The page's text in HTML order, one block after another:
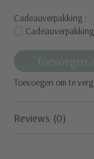
Cadeauverpakking :
Toevoegen
Toevoegen om te
Reviews (0)